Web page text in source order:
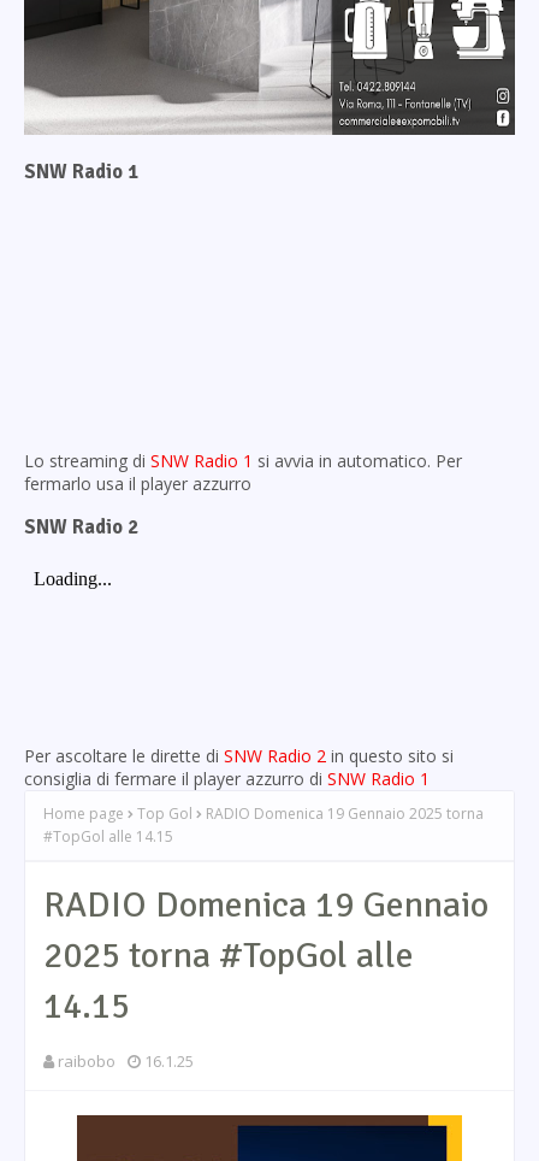
SNW Radio 1
Lo streaming di SNW Radio 1 si avvia in automatico. Per
fermarlo usa il player azzurro
SNW Radio 2
Per ascoltare le dirette di SNW Radio 2 in questo sito si
consiglia di fermare il player azzurro di SNW Radio 1
Home page Top Gol
RADIO Domenica 19 Gennaio 2025 torna
#TopGol alle 14.15
RADIO Domenica 19 Gennaio
2025 torna #TopGol alle
14.15
raibobo 16.1.25